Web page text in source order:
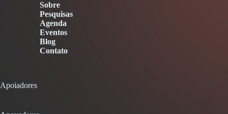
Sobre
Pesquisas
Agenda
Eventos
Blog
Contato
Apoiadores